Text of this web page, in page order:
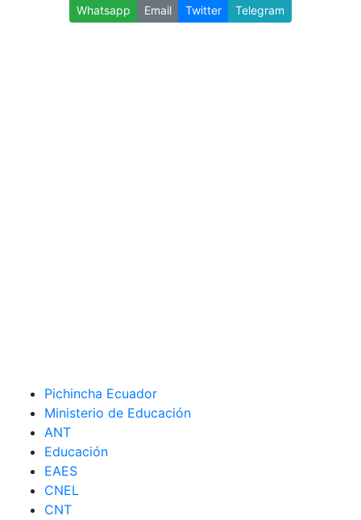
Whatsapp Email Twitter Telegram
Pichincha Ecuador
Ministerio de Educación
ANT
Educación
EAES
CNEL
CNT